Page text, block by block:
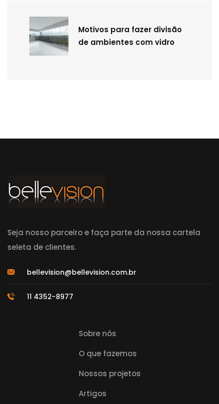
Motivos para fazer divisão
de ambientes com vidro
Seja nosso parceiro e faça parte da nossa cartela
seleta de clientes.
bellevision@bellevision.com.br
11 4352-8977
Sobre nós
O que fazemos
Nossos projetos
Artigos